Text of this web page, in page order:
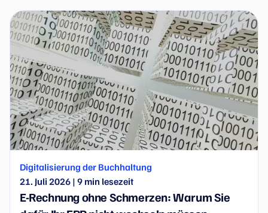
der Praxis funktioniert, welche konkreten Vorteile
sie bietet und wie sie sich ohne unnötige
Komplexität einführen lässt.
Digitalisierung der Buchhaltung
21. Juli 2026 | 9 min lesezeit
E-Rechnung ohne Schmerzen: Warum Sie